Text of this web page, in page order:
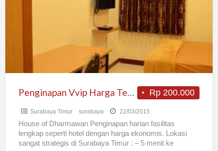
Rp 200.000
Penginapan Vvip Harga Terjangkau Di Surabaya
Surabaya Timur surabaya 22/03/2015
House of Dharmawan Penginapan harian fasilitas
lengkap seperti hotel dengan harga ekonomis. Lokasi
sangat strategis di Surabaya Timur : – 5 menit ke